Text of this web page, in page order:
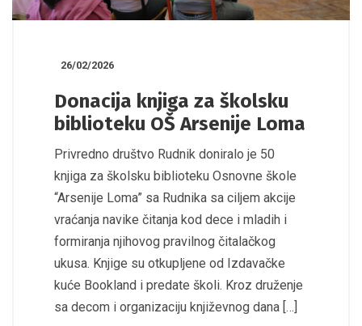
26/02/2026
Donacija knjiga za školsku
biblioteku OŠ Arsenije Loma
Privredno društvo Rudnik doniralo je 50
knjiga za školsku biblioteku Osnovne škole
“Arsenije Loma” sa Rudnika sa ciljem akcije
vraćanja navike čitanja kod dece i mladih i
formiranja njihovog pravilnog čitalačkog
ukusa. Knjige su otkupljene od Izdavačke
kuće Bookland i predate školi. Kroz druženje
sa decom i organizaciju književnog dana […]